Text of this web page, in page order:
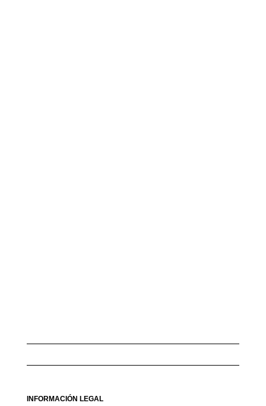
INFORMACIÓN LEGAL